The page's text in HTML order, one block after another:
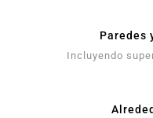
Paredes
Incluyendo